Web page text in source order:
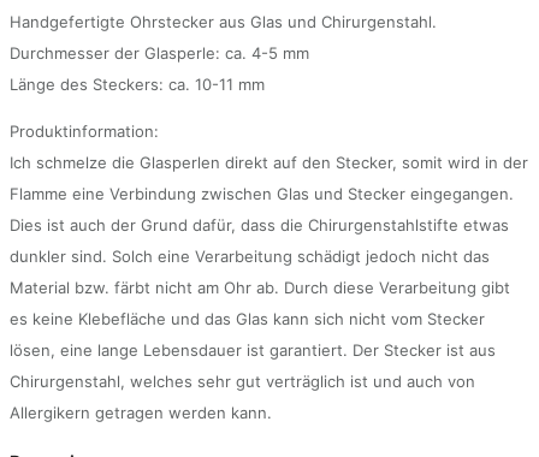
Handgefertigte Ohrstecker aus Glas und Chirurgenstahl.
Durchmesser der Glasperle: ca. 4-5 mm
Länge des Steckers: ca. 10-11 mm
Produktinformation:
Ich schmelze die Glasperlen direkt auf den Stecker, somit wird in der
Flamme eine Verbindung zwischen Glas und Stecker eingegangen.
Dies ist auch der Grund dafür, dass die Chirurgenstahlstifte etwas
dunkler sind. Solch eine Verarbeitung schädigt jedoch nicht das
Material bzw. färbt nicht am Ohr ab. Durch diese Verarbeitung gibt
es keine Klebefläche und das Glas kann sich nicht vom Stecker
lösen, eine lange Lebensdauer ist garantiert. Der Stecker ist aus
Chirurgenstahl, welches sehr gut verträglich ist und auch von
Allergikern getragen werden kann.